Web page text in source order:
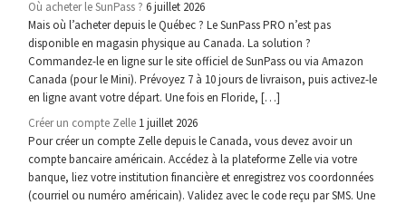
Où acheter le SunPass ? 6 juillet 2026
Mais où l’acheter depuis le Québec ? Le SunPass PRO n’est pas
disponible en magasin physique au Canada. La solution ?
Commandez-le en ligne sur le site officiel de SunPass ou via Amazon
Canada (pour le Mini). Prévoyez 7 à 10 jours de livraison, puis activez-le
en ligne avant votre départ. Une fois en Floride, […]
Créer un compte Zelle 1 juillet 2026
Pour créer un compte Zelle depuis le Canada, vous devez avoir un
compte bancaire américain. Accédez à la plateforme Zelle via votre
banque, liez votre institution financière et enregistrez vos coordonnées
(courriel ou numéro américain). Validez avec le code reçu par SMS. Une